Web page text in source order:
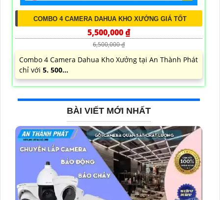
COMBO 4 CAMERA DAHUA KHO XƯỞNG GIÁ TỐT
5,500,000 ₫
6,500,000 ₫
Combo 4 Camera Dahua Kho Xưởng tại An Thành Phát
chỉ với 5. 500...
BÀI VIẾT MỚI NHẤT